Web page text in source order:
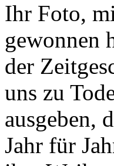
Ihr Foto,
gewonnen
der
uns zu
ausgeben,
Jahr für